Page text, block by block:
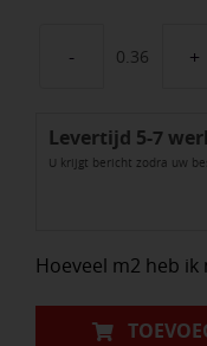
Cera4line
Taupe
Levertijd 5-7
U krijgt bericht zodra uw
Hoeveel m2 heb ik